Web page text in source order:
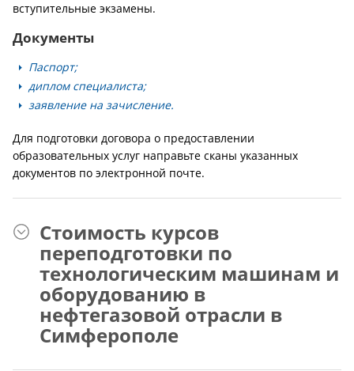
вступительные экзамены.
Документы
Паспорт;
диплом специалиста;
заявление на зачисление.
Для подготовки договора о предоставлении
образовательных услуг направьте сканы указанных
документов по электронной почте.
Стоимость курсов
переподготовки по
технологическим машинам и
оборудованию в
нефтегазовой отрасли в
Симферополе